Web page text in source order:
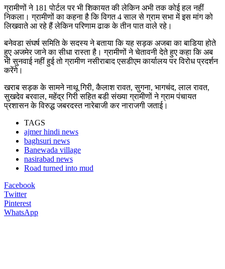
ग्रामीणों ने 181 पोर्टल पर भी शिकायत की लेकिन अभी तक कोई हल नहीं
निकला। ग्रामीणों का कहना है कि विगत 4 साल से ग्राम सभा में इस मांग को
लिखवाते आ रहे हैं लेकिन परिणाम ढाक के तीन पात वाले रहे।
बनेवडा संघर्ष समिति के सदस्य ने बताया कि यह सड़क अजबा का बाडिया होते
हुए अजमेर जाने का सीधा रास्ता है। ग्रामीणों ने चेतावनी देते हुए कहा कि अब
भी सुनवाई नहीं हुई तो ग्रामीण नसीराबाद एसडीएम कार्यालय पर विरोध प्रदर्शन
करेंगे।
खराब सड़क के सामने नाथू गिरी, कैलाश रावत, सुगना, भागचंद, लाल रावत,
सुखदेव बरवाल, महेंद्र गिरी सहित बडी संख्या ग्रामीणों ने ग्राम पंचायत
प्रशासन के विरुद्ध जबरदस्त नारेबाजी कर नाराजगी जताई।
TAGS
ajmer hindi news
baghsuri news
Banewada village
nasirabad news
Road turned into mud
Facebook
Twitter
Pinterest
WhatsApp